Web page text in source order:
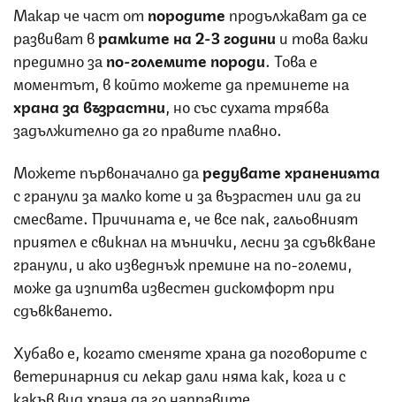
Макар че част от породите продължават да се
развиват врамките на 2-3 години и това важи
предимно за по-големите породи. Това е
моментът, в който можете да преминете на
храна за възрастни , но със сухата трябва
задължително да го правите плавно.
Можете първоначално да редувате храненията
с гранули за малко коте и за възрастен или да ги
смесвате. Причината е, че все пак, гальовният
приятел е свикнал на мънички, лесни за сдъвкване
гранули, и ако изведнъж премине на по-големи,
може да изпитва известен дискомфорт при
сдъвкването.
Хубаво е, когато сменяте храна да поговорите с
ветеринарния си лекар дали няма как, кога и с
какъв вид храна да го направите.